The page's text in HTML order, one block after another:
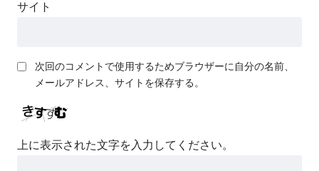
サイト
次回のコメントで使用するためブラウザーに自分の名前、
メールアドレス、サイトを保存する。
上に表示された文字を入力してください。